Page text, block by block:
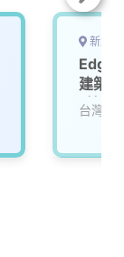
新北
Edge
建築
_技師
台灣寶